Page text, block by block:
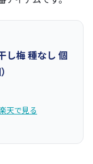
し梅 種なし 個
天で見る